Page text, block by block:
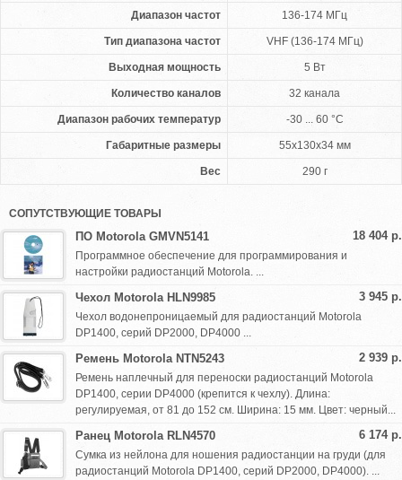
Диапазон частот 136-174 МГц
Тип диапазона частот VHF (136-174 МГц)
Выходная мощность 5 Вт
Количество каналов 32 канала
Диапазон рабочих температур -30 ... 60 °C
Габаритные размеры 55x130x34 мм
Вес 290 г
СОПУТСТВУЮЩИЕ ТОВАРЫ
18 404 р.
ПО Motorola GMVN5141
Программное обеспечение для программирования и
настройки радиостанций Motorola. ...
3 945 р.
Чехол Motorola HLN9985
Чехол водонепроницаемый для радиостанций Motorola
DP1400, серий DP2000, DP4000 ...
2 939 р.
Ремень Motorola NTN5243
Ремень наплечный для переноски радиостанций Motorola
DP1400, серии DP4000 (крепится к чехлу). Длина:
регулируемая, от 81 до 152 см. Ширина: 15 мм. Цвет: черный...
6 174 р.
Ранец Motorola RLN4570
Сумка из нейлона для ношения радиостанции на груди (для
радиостанций Motorola DP1400, серий DP2000, DP4000). ...